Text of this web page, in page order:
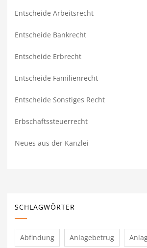
Entscheide Arbeitsrecht
Entscheide Bankrecht
Entscheide Erbrecht
Entscheide Familienrecht
Entscheide Sonstiges Recht
Erbschaftssteuerrecht
Neues aus der Kanzlei
SCHLAGWÖRTER
Abfindung Anlagebetrug